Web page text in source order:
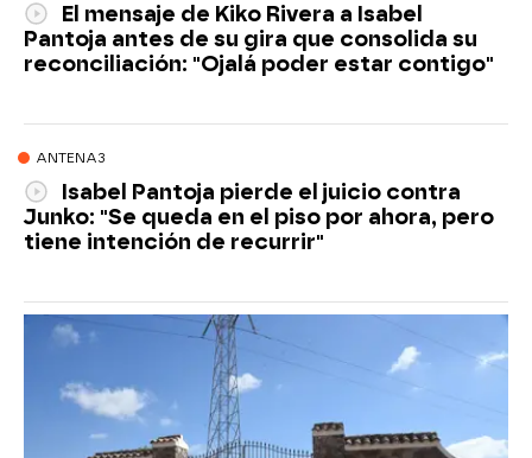
El mensaje de Kiko Rivera a Isabel
Pantoja antes de su gira que consolida su
reconciliación: "Ojalá poder estar contigo"
ANTENA3
Isabel Pantoja pierde el juicio contra
Junko: "Se queda en el piso por ahora, pero
tiene intención de recurrir"